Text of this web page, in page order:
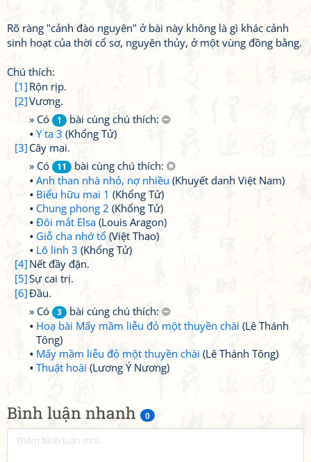
Bình luận nhanh 0
Rõ ràng "cảnh đào nguyên" ở bài này không là gì khác cảnh
sinh hoạt của thời cổ sơ, nguyên thủy, ở một vùng đồng bằng.
Chú thích:
[1] Rộn rịp.
[2]Vương.
» Có
1
bài cùng chú thích:
Y ta 3 (Khổng Tử)
[3] Cây mai.
» Có
11
bài cùng chú thích:
Anh than nhà nhỏ, nợ nhiều (Khuyết danh Việt Nam)
Biểu hữu mai 1 (Khổng Tử)
Chung phong 2 (Khổng Tử)
Đôi mắt Elsa (Louis Aragon)
Giỗ cha nhớ tổ (Việt Thao)
Lô linh 3 (Khổng Tử)
[4] Nết đầy đặn.
[5]Sự cai trị.
[6]Đầu.
» Có
3
bài cùng chú thích:
Hoạ bài Mấy mầm liễu đỏ một thuyền chài (Lê Thánh
Tông)
Mấy mầm liễu đỏ một thuyền chài (Lê Thánh Tông)
Thuật hoài (Lương Ý Nương)